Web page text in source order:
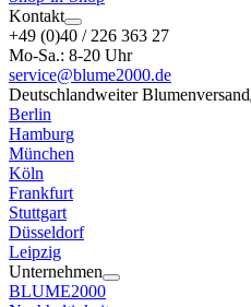
Kontakt
+49 (0)40 / 226 363 27
Mo-Sa.: 8-20 Uhr
service@blume2000.de
Deutschlandweiter Blumenversand
Berlin
Hamburg
München
Köln
Frankfurt
Stuttgart
Düsseldorf
Leipzig
Unternehmen
BLUME2000